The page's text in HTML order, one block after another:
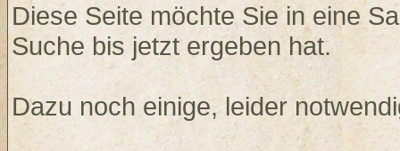
Diese Seite möchte Sie in eine
Suche bis jetzt ergeben hat.
Dazu noch einige, leider